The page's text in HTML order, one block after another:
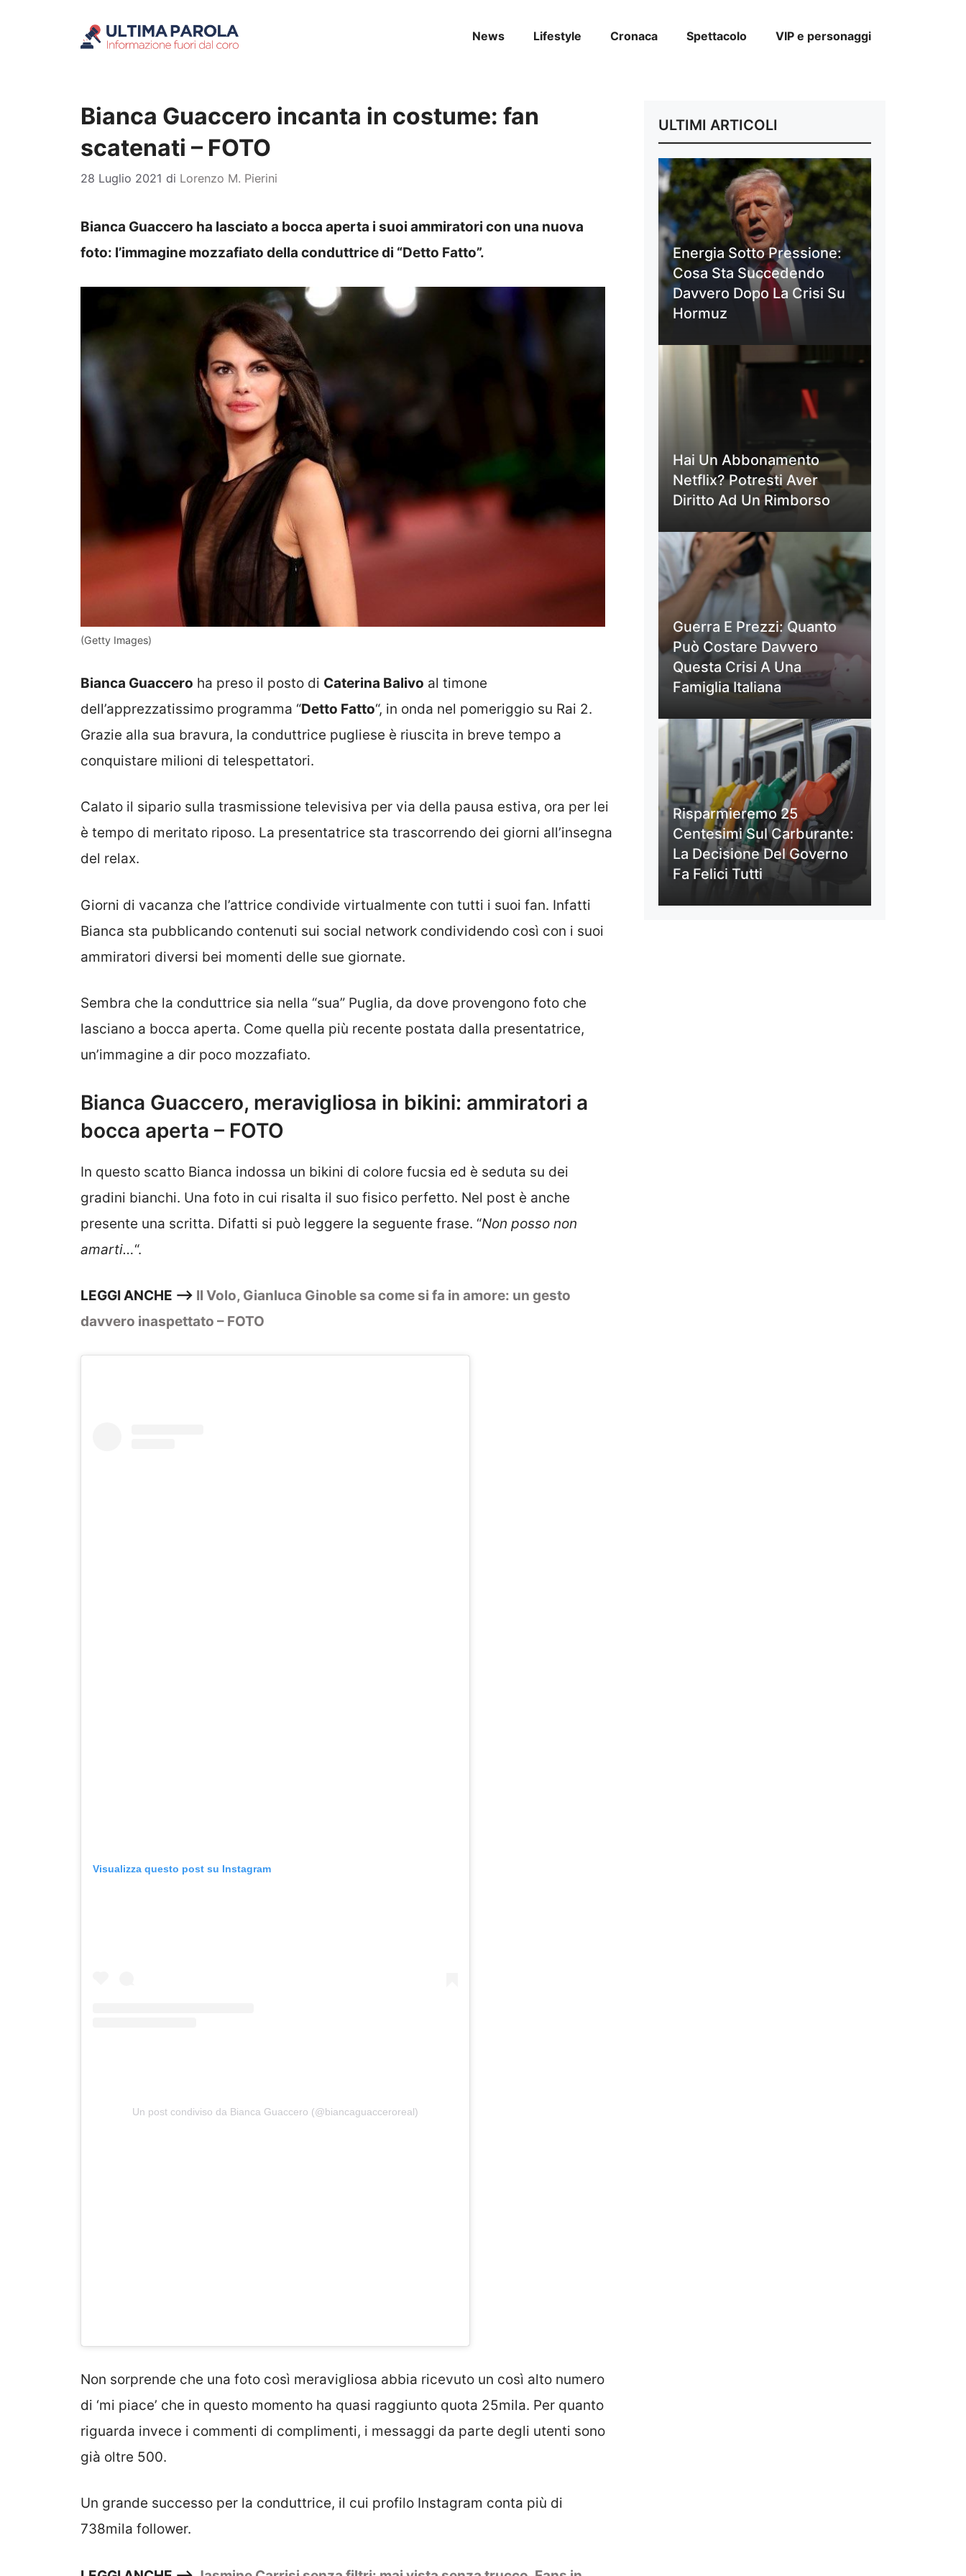
News Lifestyle Cronaca Spettacolo VIP e personaggi
Bianca Guaccero incanta in costume: fan
scatenati – FOTO
28 Luglio 2021 di Lorenzo M. Pierini
Bianca Guaccero ha lasciato a bocca aperta i suoi ammiratori con una nuova
foto: l’immagine mozzafiato della conduttrice di “Detto Fatto”.
(Getty Images)
Bianca Guaccero ha preso il posto di Caterina Balivo al timone
dell’apprezzatissimo programma “Detto Fatto“, in onda nel pomeriggio su Rai 2.
Grazie alla sua bravura, la conduttrice pugliese è riuscita in breve tempo a
conquistare milioni di telespettatori.
Calato il sipario sulla trasmissione televisiva per via della pausa estiva, ora per lei
è tempo di meritato riposo. La presentatrice sta trascorrendo dei giorni all’insegna
del relax.
Giorni di vacanza che l’attrice condivide virtualmente con tutti i suoi fan. Infatti
Bianca sta pubblicando contenuti sui social network condividendo così con i suoi
ammiratori diversi bei momenti delle sue giornate.
Sembra che la conduttrice sia nella “sua” Puglia, da dove provengono foto che
lasciano a bocca aperta. Come quella più recente postata dalla presentatrice,
un’immagine a dir poco mozzafiato.
Bianca Guaccero, meravigliosa in bikini: ammiratori a
bocca aperta – FOTO
In questo scatto Bianca indossa un bikini di colore fucsia ed è seduta su dei
gradini bianchi. Una foto in cui risalta il suo fisico perfetto. Nel post è anche
presente una scritta. Difatti si può leggere la seguente frase. “Non posso non
amarti…“.
LEGGI ANCHE —> Il Volo, Gianluca Ginoble sa come si fa in amore: un gesto
davvero inaspettato – FOTO
Visualizza questo post su Instagram
Un post condiviso da Bianca Guaccero (@biancaguacceroreal)
Non sorprende che una foto così meravigliosa abbia ricevuto un così alto numero
di ‘mi piace’ che in questo momento ha quasi raggiunto quota 25mila. Per quanto
riguarda invece i commenti di complimenti, i messaggi da parte degli utenti sono
già oltre 500.
Un grande successo per la conduttrice, il cui profilo Instagram conta più di
738mila follower.
ULTIMI ARTICOLI
Energia Sotto Pressione:
Cosa Sta Succedendo
Davvero Dopo La Crisi Su
Hormuz
Hai Un Abbonamento
Netflix? Potresti Aver
Diritto Ad Un Rimborso
Guerra E Prezzi: Quanto
Può Costare Davvero
Questa Crisi A Una
Famiglia Italiana
Risparmieremo 25
Centesimi Sul Carburante:
La Decisione Del Governo
Fa Felici Tutti